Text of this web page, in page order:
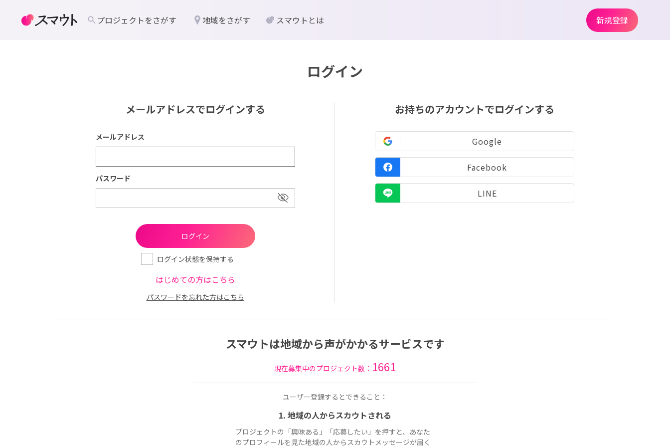
ログイン
メールアドレスでログインする
メールアドレス
パスワード
ログイン状態を保持する
はじめての方はこちら
パスワードを忘れた方はこちら
お持ちのアカウントでログインする
Google
Facebook
LINE
スマウトは地域から声がかかるサービスです
現在募集中のプロジェクト数： 1661
ユーザー登録するとできること：
1. 地域の人からスカウトされる
プロジェクトの「興味ある」「応募したい」を押すと、あなた
のプロフィールを見た地域の人からスカウトメッセージが届く
プロジェクトをさがす 地域をさがす スマウトとは 新規登録